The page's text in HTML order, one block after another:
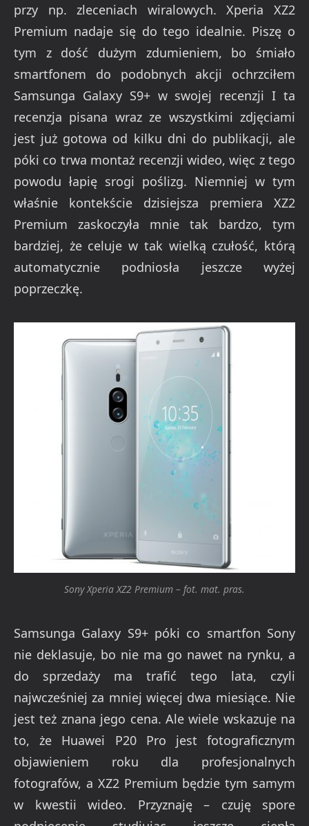
przy np. zleceniach wiralowych. Xperia XZ2
Premium nadaje się do tego idealnie. Piszę o
tym z dość dużym zdumieniem, bo śmiało
smartfonem do podobnych akcji ochrzciłem
Samsunga Galaxy S9+ w swojej recenzji I ta
recenzja pisana wraz ze wszystkimi zdjęciami
jest już gotowa od kilku dni do publikacji, ale
póki co trwa montaż recenzji wideo, więc z tego
powodu łapię srogi poślizg. Niemniej w tym
właśnie kontekście dzisiejsza premiera XZ2
Premium zaskoczyła mnie tak bardzo, tym
bardziej, że celuje w tak wielką czułość, którą
automatycznie podniosła jeszcze wyżej
poprzeczkę.
Sony Xperia XZ2 Premium – fot. mat. pras.
Samsunga Galaxy S9+ póki co smartfon Sony
nie deklasuje, bo nie ma go nawet na rynku, a
do sprzedaży ma trafić tego lata, czyli
najwcześniej za mniej więcej dwa miesiące. Nie
jest też znana jego cena. Ale wiele wskazuje na
to, że Huawei P20 Pro jest fotograficznym
objawieniem roku dla profesjonalnych
fotografów, a XZ2 Premium będzie tym samym
w kwestii wideo. Przyznaję – czuję spore